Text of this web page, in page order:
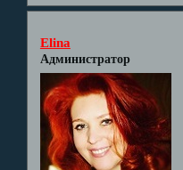
Elina
Администратор